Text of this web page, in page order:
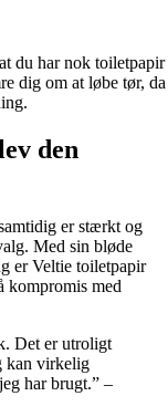
du har nok toiletpapir
dig om at løbe tør, da
den
er stærkt og
Med sin bløde
er Veltie toiletpapir
kompromis med
Det er utroligt
kan virkelig
har brugt.” –